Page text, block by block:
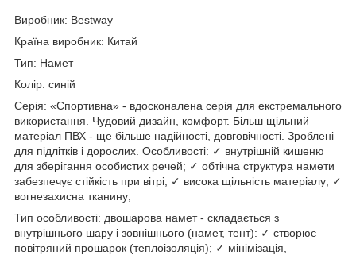
Виробник: Bestway
Країна виробник: Китай
Тип: Намет
Колір: синій
Серія: «Спортивна» - вдосконалена серія для екстремального
використання. Чудовий дизайн, комфорт. Більш щільний
матеріал ПВХ - ще більше надійності, довговічності. Зроблені
для підлітків і дорослих. Особливості: ✓ внутрішній кишеню
для зберігання особистих речей; ✓ обтічна структура намети
забезпечує стійкість при вітрі; ✓ висока щільність матеріалу; ✓
вогнезахисна тканину;
Тип особливості: двошарова намет - складається з
внутрішнього шару і зовнішнього (намет, тент): ✓ створює
повітряний прошарок (теплоізоляція); ✓ мінімізація,